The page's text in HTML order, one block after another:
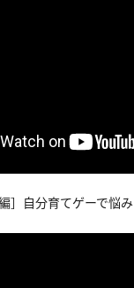
］自分育てゲーで悩